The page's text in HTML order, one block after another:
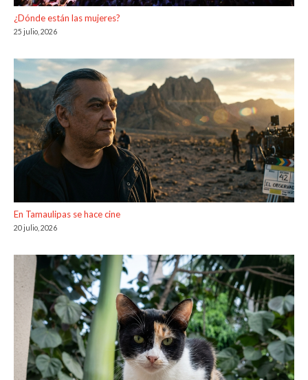
¿Dónde están las mujeres?
25 julio, 2026
En Tamaulipas se hace cine
20 julio, 2026